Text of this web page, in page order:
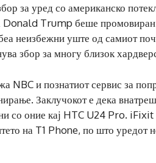
за уред со американско
Donald Trump беше промовиран
неизбежни уште од самиот
збор за многу близок
NBC и познатиот сервис за
Заклучокот е дека
со оние кај HTC U24 Pro.
на T1 Phone, по што уредот